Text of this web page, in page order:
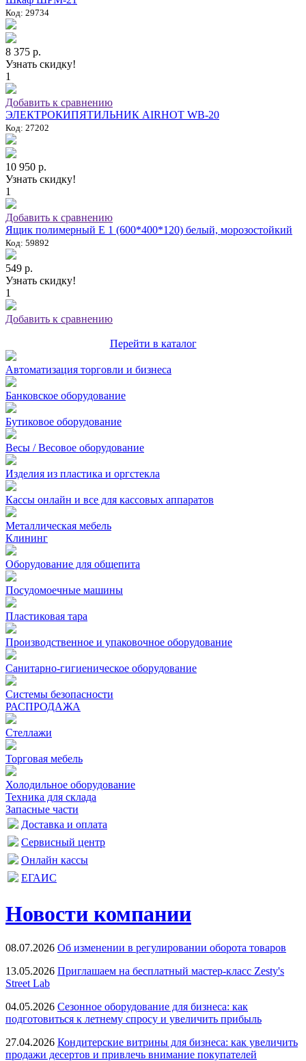
Код: 29734
8 375 р.
Узнать скидку!
1
Добавить к сравнению
ЭЛЕКТРОКИПЯТИЛЬНИК AIRHOT WB-20
Код: 27202
10 950 р.
Узнать скидку!
1
Добавить к сравнению
Ящик полимерный E 1 (600*400*120) белый, морозостойкий
Код: 59892
549 р.
Узнать скидку!
1
Добавить к сравнению
Перейти в каталог
Автоматизация торговли и бизнеса
Банковское оборудование
Бутиковое оборудование
Весы / Весовое оборудование
Изделия из пластика и оргстекла
Кассы онлайн и все для кассовых аппаратов
Металлическая мебель
Клининг
Оборудование для общепита
Посудомоечные машины
Пластиковая тара
Производственное и упаковочное оборудование
Санитарно-гигиеническое оборудование
Системы безопасности
РАСПРОДАЖА
Стеллажи
Торговая мебель
Холодильное оборудование
Техника для склада
Запасные части
Доставка и оплата
Сервисный центр
Онлайн кассы
ЕГАИС
Новости компании
08.07.2026 Об изменении в регулировании оборота товаров
13.05.2026 Приглашаем на бесплатный мастер-класс Zesty's
Street Lab
04.05.2026 Сезонное оборудование для бизнеса: как
подготовиться к летнему спросу и увеличить прибыль
27.04.2026 Кондитерские витрины для бизнеса: как увеличить
продажи десертов и привлечь внимание покупателей